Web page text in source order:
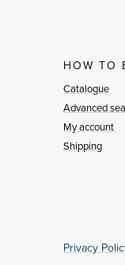
HOW TO
Catalogue
Advanced
My account
Shipping
Privacy